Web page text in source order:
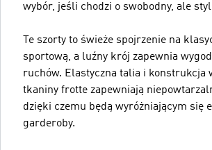
wybór, jeśli chodzi o swobodny, ale
Te szorty to świeże spojrzenie na
sportową, a luźny krój zapewnia
ruchów. Elastyczna talia i konstrukcja
tkaniny frotte zapewniają
dzięki czemu będą wyróżniającym się
garderoby.